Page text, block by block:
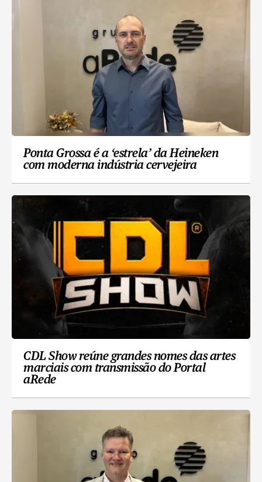
Ponta Grossa é a ‘estrela’ da Heineken
com moderna indústria cervejeira
CDL Show reúne grandes nomes das artes
marciais com transmissão do Portal
aRede